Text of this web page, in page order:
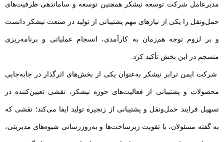
مدیرعامل شرکت توسعه نیشکر همچنین توسعه و ساماندهی ظرفیت‌های
حمل‌ونقل را یکی از نیازهای مهم پشتیبانی از تولید در صنعت نیشکر دانست
و بر لزوم توجه هم‌زمان به کارآمدی، انسجام عملیاتی و برنامه‌ریزی
منسجم در این بخش تأکید کرد.
شرکت ایمن ترابر نیشکر به‌عنوان یکی از بخش‌های اثرگذار در جابه‌جایی
محصولات و پشتیبانی از فعالیت‌های حوزه نیشکر، نقشی تعیین‌کننده در
تسهیل فرایند حمل‌ونقل و پشتیبانی از زنجیره تولید ایفا می‌کند؛ نقشی که
به گفته مسئولان، با تقویت زیرساخت‌ها و به‌روزرسانی شیوه‌های مدیریتی،